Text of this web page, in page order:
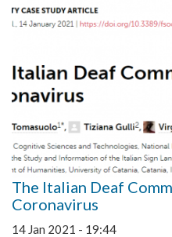
The Italian Deaf
Coronavirus
14 Jan 2021 - 19:44